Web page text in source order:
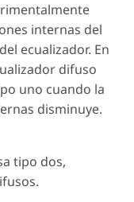
internas del
ecualizador. En
difuso
uno cuando la
disminuye.
tipo dos,